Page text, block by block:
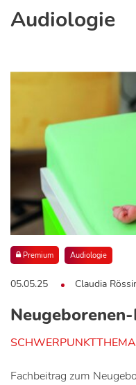
Audiologie
Premium Audiologie
05.05.25 Claudia
SCHWERPUNKTTHEMA
Fachbeitrag zum